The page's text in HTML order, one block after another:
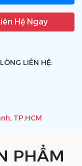
Hệ Ngay
LIÊN HỆ:
TP.HCM
PHẨM